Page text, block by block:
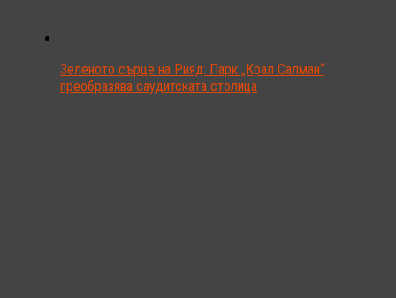
Зеленото сърце на Рияд: Парк „Крал Салман“
преобразява саудитската столица